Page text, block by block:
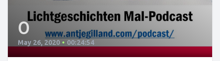
0
May 26, 2020 • 00:24:54